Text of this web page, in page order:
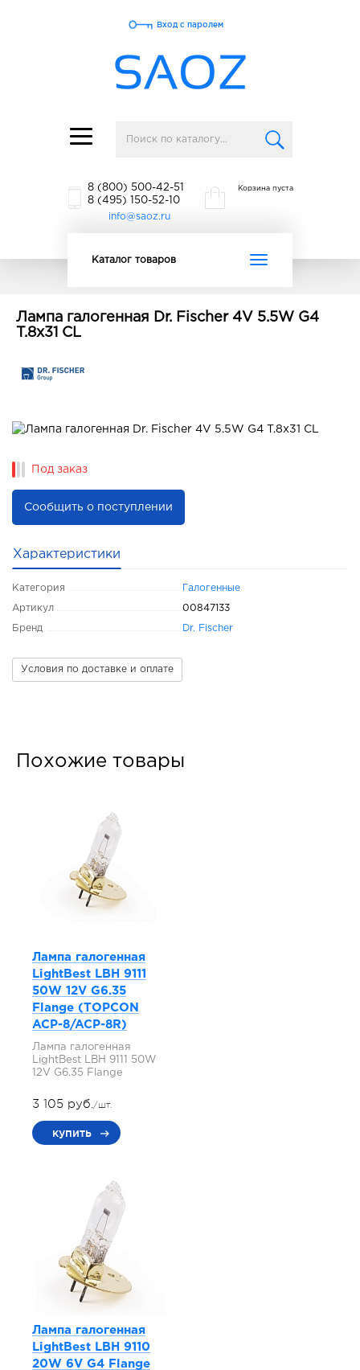
Toggle
navigation
Вход с паролем
8 (800) 500-42-51
8 (495) 150-52-10
info@saoz.ru
Корзина пуста
Toggle
Каталог товаров
Лампа галогенная Dr. Fischer 4V 5.5W G4
T.8x31 CL
Под заказ
Сообщить о поступлении
Характеристики
Категория Галогенные
Артикул 00847133
Бренд Dr. Fischer
Условия по доставке и оплате
Похожие товары
Лампа галогенная
LightBest LBH 9111
50W 12V G6.35
Flange (TOPCON
ACP-8/ACP-8R)
Лампа галогенная
LightBest LBH 9111 50W
12V G6.35 Flange
3 105 руб./шт.
купить
Лампа галогенная
LightBest LBH 9110
20W 6V G4 Flange